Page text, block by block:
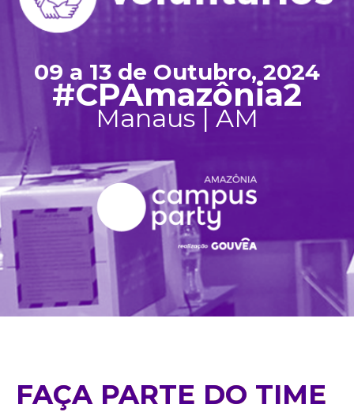
09 a 13 de Outubro, 2024
#CPAmazônia2
Manaus | AM
FAÇA PARTE DO TIME